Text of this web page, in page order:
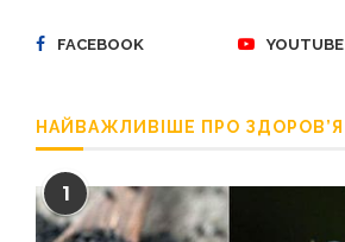
FACEBOOK YOUTUBE
НАЙВАЖЛИВІШЕ ПРО ЗДОРОВ’Я
1